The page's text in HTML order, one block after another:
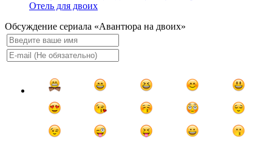
Отель для двоих
Обсуждение сериала «Авантюра на двоих»